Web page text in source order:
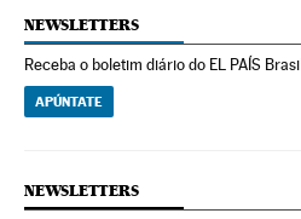
NEWSLETTERS
Receba o boletim diário do EL PAÍS Brasil
APÚNTATE
NEWSLETTERS